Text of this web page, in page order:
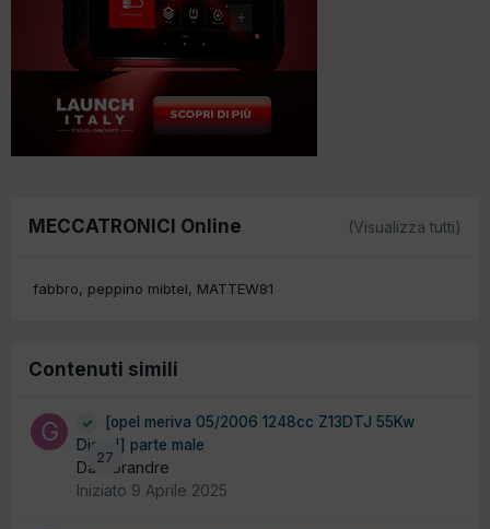
MECCATRONICI Online (Visualizza tutti)
fabbro peppino mibtel MATTEW81
Contenuti simili
27
[opel meriva 05/2006 1248cc Z13DTJ 55Kw
Diesel] parte male
Da Gorandre
Iniziato 9 Aprile 2025